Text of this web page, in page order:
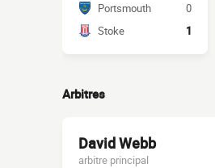
Portsmouth
0
Stoke
1
Arbitres
David Webb
arbitre principal